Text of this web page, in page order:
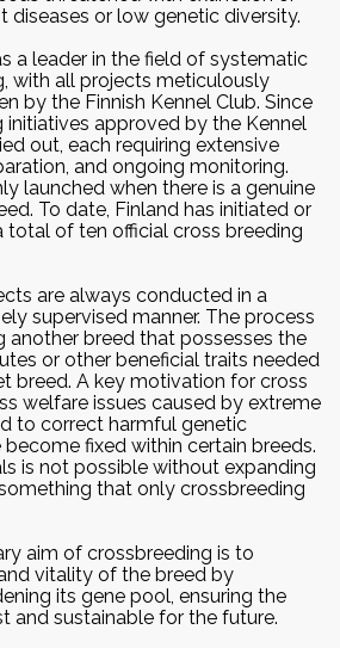
diseases or low genetic diversity.
a leader in the field of systematic
with all projects meticulously
by the Finnish Kennel Club. Since
initiatives approved by the Kennel
out, each requiring extensive
and ongoing monitoring.
launched when there is a genuine
To date, Finland has initiated or
total of ten official cross breeding
are always conducted in a
supervised manner. The process
another breed that possesses the
or other beneficial traits needed
breed. A key motivation for cross
welfare issues caused by extreme
to correct harmful genetic
fixed within certain breeds.
is not possible without expanding
that only crossbreeding
aim of crossbreeding is to
vitality of the breed by
its gene pool, ensuring the
and sustainable for the future.